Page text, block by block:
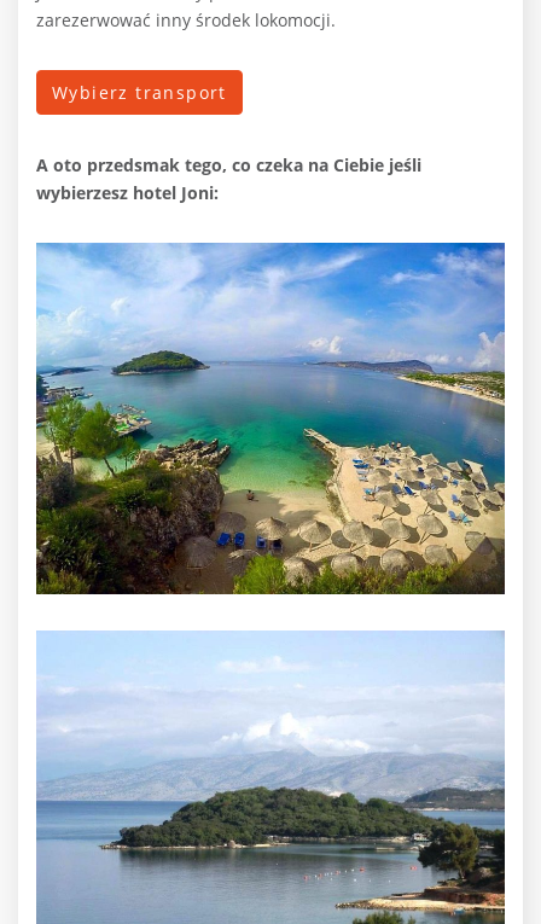
zarezerwować inny środek lokomocji.
Wybierz transport
A oto przedsmak tego, co czeka na Ciebie jeśli
wybierzesz hotel Joni: